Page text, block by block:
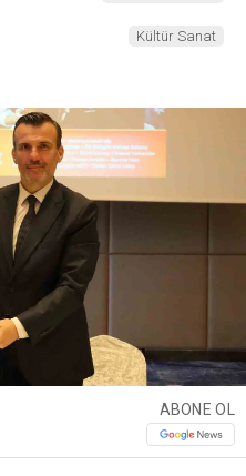
Kültür Sanat
ABONE OL